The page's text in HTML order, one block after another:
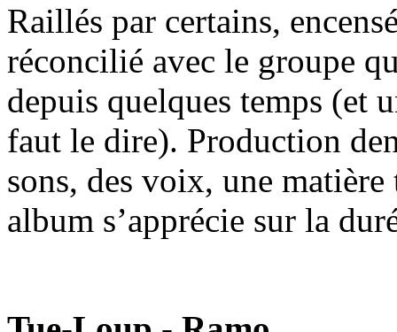
Raillés par certains,
réconcilié avec le groupe
depuis quelques temps (et
faut le dire). Production
sons, des voix, une
album s’apprécie sur la